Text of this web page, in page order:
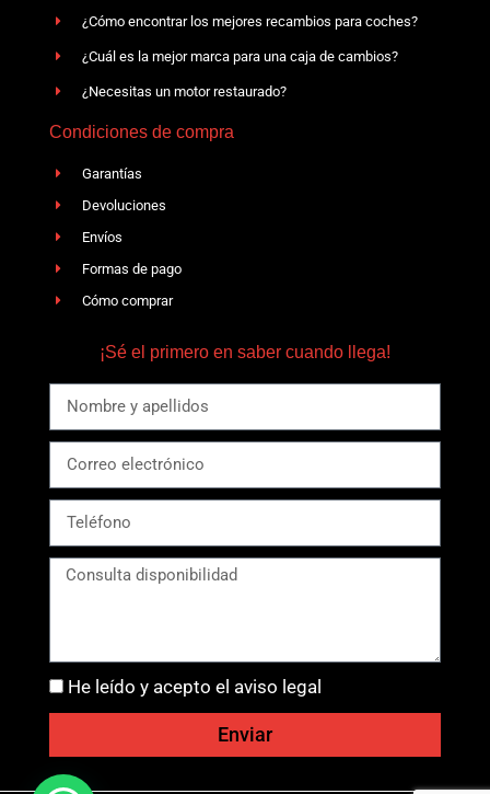
¿Cómo encontrar los mejores recambios para coches?
¿Cuál es la mejor marca para una caja de cambios?
¿Necesitas un motor restaurado?
Condiciones de compra
Garantías
Devoluciones
Envíos
Formas de pago
Cómo comprar
¡Sé el primero en saber cuando llega!
He leído y acepto el aviso legal
Enviar